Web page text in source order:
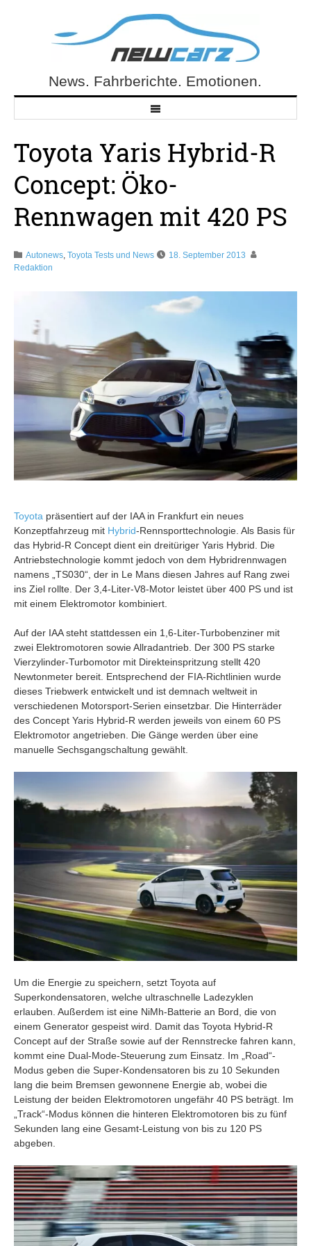
NewCarz.deNews. Fahrberichte. Emotionen.
Toyota Yaris Hybrid-R
Concept: Öko-
Rennwagen mit 420 PS
Autonews, Toyota Tests und News
18. September 2013
Redaktion
Toyota präsentiert auf der IAA in Frankfurt ein neues
Konzeptfahrzeug mit Hybrid-Rennsporttechnologie. Als Basis für
das Hybrid-R Concept dient ein dreitüriger Yaris Hybrid. Die
Antriebstechnologie kommt jedoch von dem Hybridrennwagen
namens „TS030“, der in Le Mans diesen Jahres auf Rang zwei
ins Ziel rollte. Der 3,4-Liter-V8-Motor leistet über 400 PS und ist
mit einem Elektromotor kombiniert.
Auf der IAA steht stattdessen ein 1,6-Liter-Turbobenziner mit
zwei Elektromotoren sowie Allradantrieb. Der 300 PS starke
Vierzylinder-Turbomotor mit Direkteinspritzung stellt 420
Newtonmeter bereit. Entsprechend der FIA-Richtlinien wurde
dieses Triebwerk entwickelt und ist demnach weltweit in
verschiedenen Motorsport-Serien einsetzbar. Die Hinterräder
des Concept Yaris Hybrid-R werden jeweils von einem 60 PS
Elektromotor angetrieben. Die Gänge werden über eine
manuelle Sechsgangschaltung gewählt.
Um die Energie zu speichern, setzt Toyota auf
Superkondensatoren, welche ultraschnelle Ladezyklen
erlauben. Außerdem ist eine NiMh-Batterie an Bord, die von
einem Generator gespeist wird. Damit das Toyota Hybrid-R
Concept auf der Straße sowie auf der Rennstrecke fahren kann,
kommt eine Dual-Mode-Steuerung zum Einsatz. Im „Road“-
Modus geben die Super-Kondensatoren bis zu 10 Sekunden
lang die beim Bremsen gewonnene Energie ab, wobei die
Leistung der beiden Elektromotoren ungefähr 40 PS beträgt. Im
„Track“-Modus können die hinteren Elektromotoren bis zu fünf
Sekunden lang eine Gesamt-Leistung von bis zu 120 PS
abgeben.